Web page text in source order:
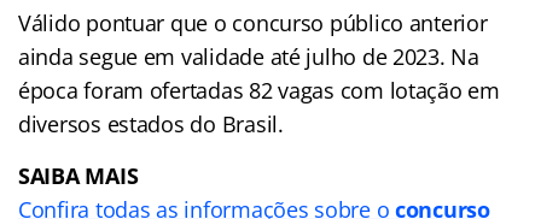
Válido pontuar que o concurso público anterior
ainda segue em validade até julho de 2023. Na
época foram ofertadas 82 vagas com lotação em
diversos estados do Brasil.
SAIBA MAIS
Confira todas as informações sobre oconcurso